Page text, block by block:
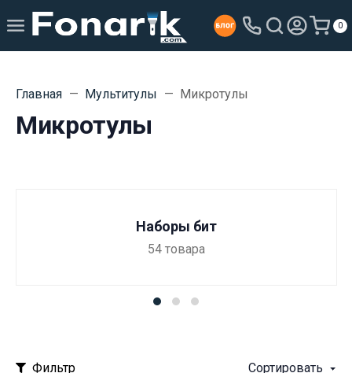
0
Главная Мультитулы Микротулы
Микротулы
Наборы бит
54 товара
Фильтр Сортировать